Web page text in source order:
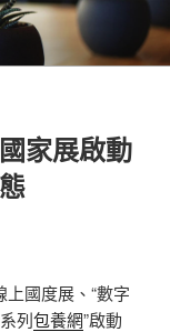
家展啟動
國度展、“數字
列包養網”啟動